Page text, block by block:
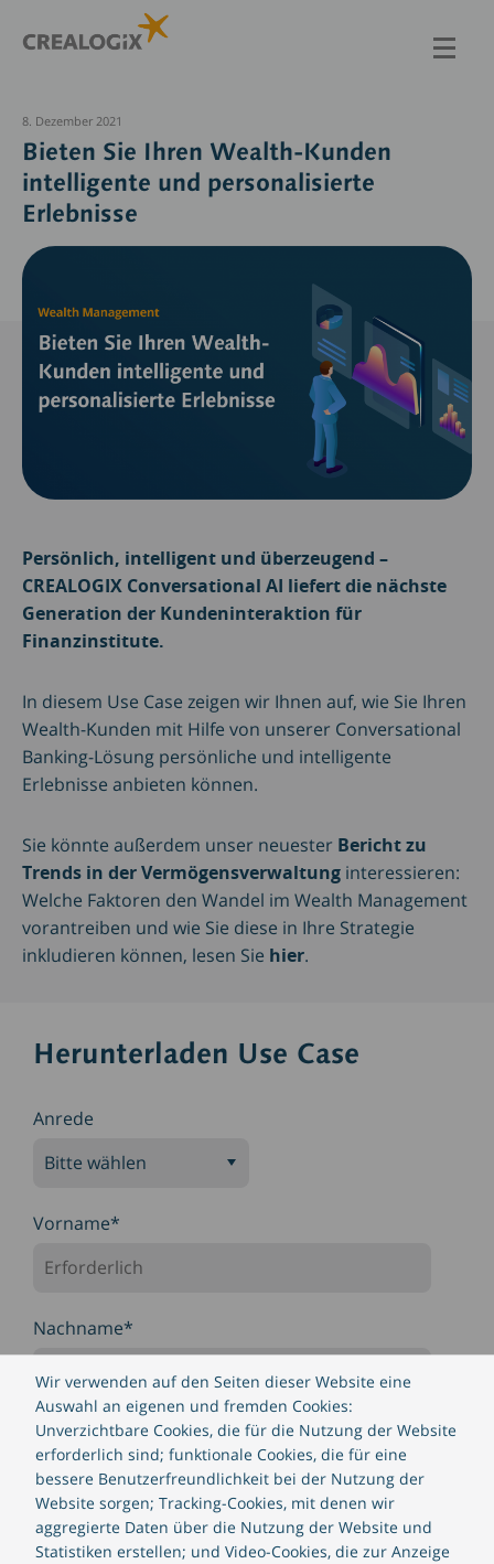
zum
Wir verwenden auf den Seiten dieser Website eine
Auswahl an eigenen und fremden Cookies:
Unverzichtbare Cookies, die für die Nutzung der Website
erforderlich sind; funktionale Cookies, die für eine
bessere Benutzerfreundlichkeit bei der Nutzung der
Website sorgen; Tracking-Cookies, mit denen wir
aggregierte Daten über die Nutzung der Website und
Statistiken erstellen; und Video-Cookies, die zur Anzeige
8. Dezember 2021
Bieten Sie Ihren Wealth-Kunden
intelligente und personalisierte
Erlebnisse
Persönlich, intelligent und überzeugend –
CREALOGIX Conversational AI liefert die nächste
Generation der Kundeninteraktion für
Finanzinstitute.
In diesem Use Case zeigen wir Ihnen auf, wie Sie Ihren
Wealth-Kunden mit Hilfe von unserer Conversational
Banking-Lösung persönliche und intelligente
Erlebnisse anbieten können.
Sie könnte außerdem unser neuester Bericht zu
Trends in der Vermögensverwaltung interessieren:
Welche Faktoren den Wandel im Wealth Management
vorantreiben und wie Sie diese in Ihre Strategie
inkludieren können, lesen Sie hier.
Herunterladen Use Case
Anrede
Vorname*
Nachname*
Unternehmen *
Unternehmensgröße